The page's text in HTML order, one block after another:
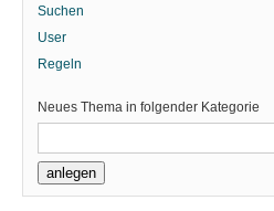
Suchen
User
Regeln
Neues Thema in folgender Kategorie